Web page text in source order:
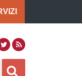
TwitterRSS